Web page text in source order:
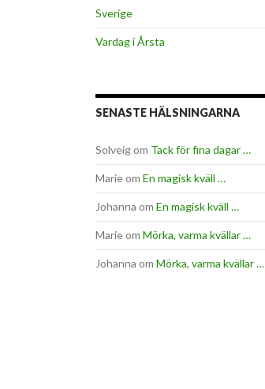
Sverige
Vardag i Årsta
SENASTE HÄLSNINGARNA
Solveigom Tack för fina dagar …
Marieom En magisk kväll …
Johanna om En magisk kväll …
Marieom Mörka, varma kvällar …
Johanna om Mörka, varma kvällar …